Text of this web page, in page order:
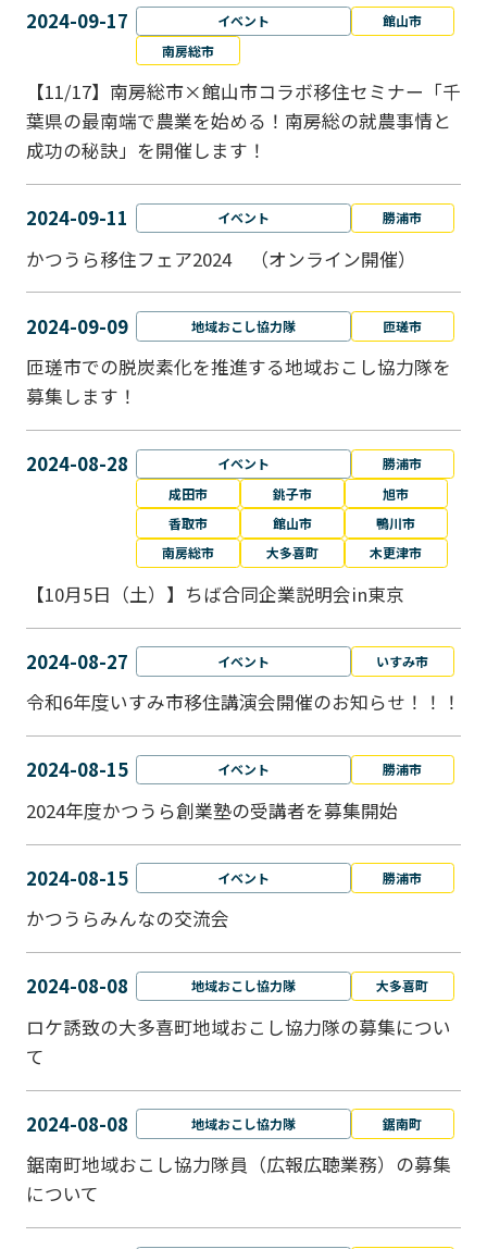
2024-09-17 イベント
館山市
南房総市
【11/17】南房総市×館山市コラボ移住セミナー「千
葉県の最南端で農業を始める！南房総の就農事情と
成功の秘訣」を開催します！
2024-09-11 イベント 勝浦市
かつうら移住フェア2024 （オンライン開催）
2024-09-09 地域おこし協力隊 匝瑳市
匝瑳市での脱炭素化を推進する地域おこし協⼒隊を
募集します！
2024-08-28 イベント
勝浦市
成田市
銚子市
旭市
香取市
館山市
鴨川市
南房総市
大多喜町 木更津市
【10月5日（土）】ちば合同企業説明会in東京
2024-08-27 イベント いすみ市
令和6年度いすみ市移住講演会開催のお知らせ！！！
2024-08-15 イベント 勝浦市
2024年度かつうら創業塾の受講者を募集開始
2024-08-15 イベント 勝浦市
かつうらみんなの交流会
2024-08-08 地域おこし協力隊 大多喜町
ロケ誘致の大多喜町地域おこし協力隊の募集につい
て
2024-08-08 地域おこし協力隊 鋸南町
鋸南町地域おこし協力隊員（広報広聴業務）の募集
について